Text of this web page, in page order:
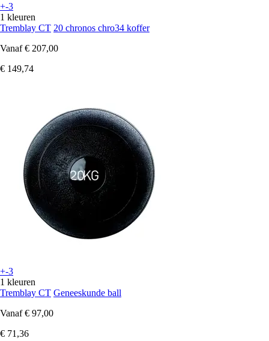
+-3
1 kleuren
Tremblay CT 20 chronos chro34 koffer
Vanaf € 207,00
€ 149,74
+-3
1 kleuren
Tremblay CT Geneeskunde ball
Vanaf € 97,00
€ 71,36